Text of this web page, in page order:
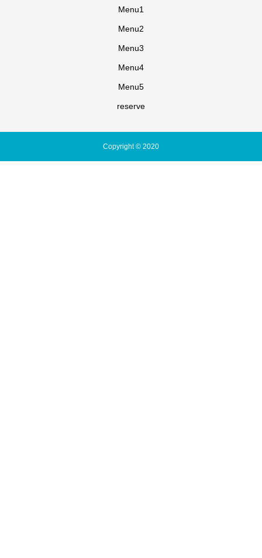
Menu1
Menu2
Menu3
Menu4
Menu5
reserve
Copyright © 2020